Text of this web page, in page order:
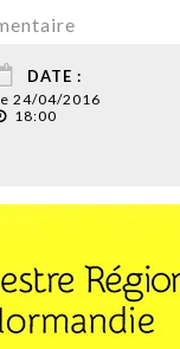
DATE :
24/04/2016
18:00